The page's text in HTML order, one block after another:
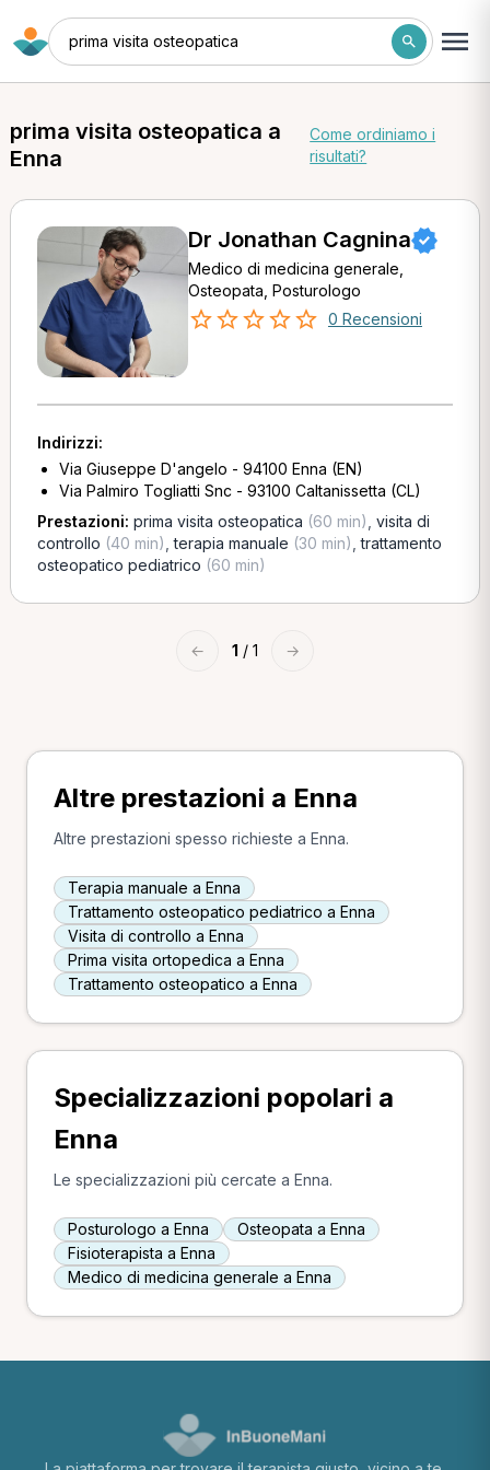
prima visita osteopatica
prima visita osteopatica a
Enna
Come ordiniamo i
risultati?
Dr Jonathan Cagnina
Medico di medicina generale,
Osteopata, Posturologo
0 Recensioni
Indirizzi:
Via Giuseppe D'angelo - 94100 Enna (EN)
Via Palmiro Togliatti Snc - 93100 Caltanissetta (CL)
Prestazioni: prima visita osteopatica (60 min) visita di
controllo (40 min) ,terapia manuale (30 min) ,trattamento
osteopatico pediatrico (60 min)
← 1 / 1 →
Altre prestazioni a Enna
Altre prestazioni spesso richieste a Enna.
Terapia manuale a Enna
Trattamento osteopatico pediatrico a Enna
Visita di controllo a Enna
Prima visita ortopedica a Enna
Trattamento osteopatico a Enna
Specializzazioni popolari a
Enna
Le specializzazioni più cercate a Enna.
Posturologo a Enna
Osteopata a Enna
Fisioterapista a Enna
Medico di medicina generale a Enna